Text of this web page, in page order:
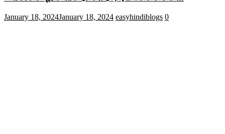
January 18, 2024January 18, 2024 easyhindiblogs 0